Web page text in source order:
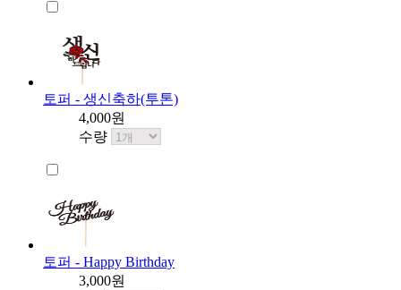
토퍼 - 생신축하(투톤)
4,000원
수량
토퍼 - Happy Birthday
3,000원